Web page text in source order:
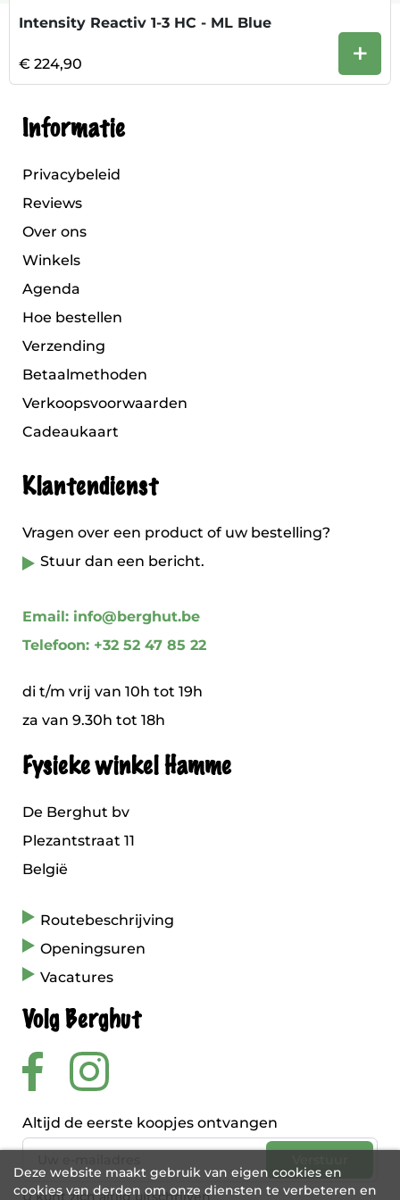
Intensity Reactiv 1-3 HC - ML Blue
€ 224,90 +
Informatie
Privacybeleid
Reviews
Over ons
Winkels
Agenda
Hoe bestellen
Verzending
Betaalmethoden
Verkoopsvoorwaarden
Cadeaukaart
Klantendienst
Vragen over een product of uw bestelling?
Stuur dan een bericht.
Email: info@berghut.be
Telefoon: +32 52 47 85 22
di t/m vrij van 10h tot 19h
za van 9.30h tot 18h
Fysieke winkel Hamme
De Berghut bv
Plezantstraat 11
België
Routebeschrijving
Openingsuren
Vacatures
Volg Berghut
Altijd de eerste koopjes ontvangen
U kunt zich altijd uitschrijven
Deze website maakt gebruik van eigen cookies en
cookies van derden om onze diensten te verbeteren en